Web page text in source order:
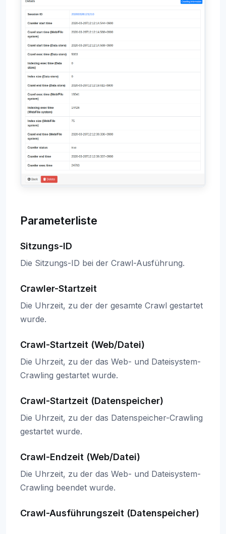
Parameterliste
Sitzungs-ID
Die Sitzungs-ID bei der Crawl-Ausführung.
Crawler-Startzeit
Die Uhrzeit, zu der der gesamte Crawl gestartet
wurde.
Crawl-Startzeit (Web/Datei)
Die Uhrzeit, zu der das Web- und Dateisystem-
Crawling gestartet wurde.
Crawl-Startzeit (Datenspeicher)
Die Uhrzeit, zu der das Datenspeicher-Crawling
gestartet wurde.
Crawl-Endzeit (Web/Datei)
Die Uhrzeit, zu der das Web- und Dateisystem-
Crawling beendet wurde.
Crawl-Ausführungszeit (Datenspeicher)